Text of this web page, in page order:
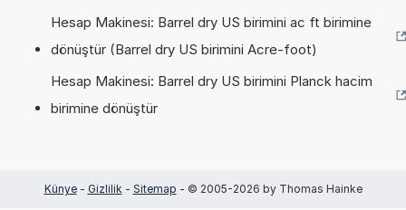
Hesap Makinesi: Barrel dry US birimini ac ft birimine
dönüştür (Barrel dry US birimini Acre-foot)
Hesap Makinesi: Barrel dry US birimini Planck hacim
birimine dönüştür
Künye- Gizlilik - Sitemap - © 2005-2026 by Thomas Hainke